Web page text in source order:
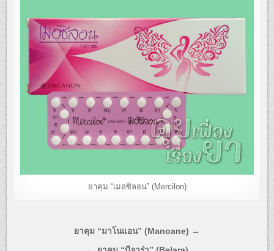
ยาคุม “เมอซิลอน” (Mercilon)
แนะแนวยาคุม “มาโนแอน” (Manoane) →